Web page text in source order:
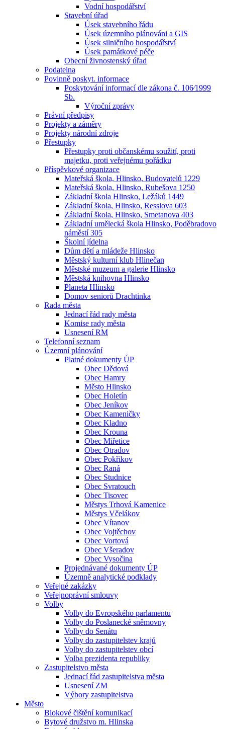
Vodní hospodářství
Stavební úřad
Úsek stavebního řádu
Úsek územního plánováni a GIS
Úsek silničního hospodářství
Úsek památkové péče
Obecní živnostenský úřad
Podatelna
Povinně poskyt. informace
Poskytování informací dle zákona č. 106⁄1999
Sb.
Výroční zprávy
Právní předpisy
Projekty a záměry
Projekty národní zdroje
Přestupky
Přestupky proti občanskému soužití, proti
majetku, proti veřejnému pořádku
Příspěvkové organizace
Mateřská škola, Hlinsko, Budovatelů 1229
Mateřská škola, Hlinsko, Rubešova 1250
Základní škola Hlinsko, Ležáků 1449
Základní škola, Hlinsko, Resslova 603
Základní škola, Hlinsko, Smetanova 403
Základní umělecká škola Hlinsko, Poděbradovo
náměstí 305
Školní jídelna
Dům dětí a mládeže Hlinsko
Městský kulturní klub Hlinečan
Městské muzeum a galerie Hlinsko
Městská knihovna Hlinsko
Planeta Hlinsko
Domov seniorů Drachtinka
Rada města
Jednací řád rady města
Komise rady města
Usnesení RM
Telefonní seznam
Územní plánování
Platné dokumenty ÚP
Obec Dědová
Obec Hamry
Město Hlinsko
Obec Holetín
Obec Jeníkov
Obec Kameničky
Obec Kladno
Obec Krouna
Obec Miřetice
Obec Otradov
Obec Pokřikov
Obec Raná
Obec Studnice
Obec Svratouch
Obec Tisovec
Městys Trhová Kamenice
Městys Včelákov
Obec Vítanov
Obec Vojtěchov
Obec Vortová
Obec Všeradov
Obec Vysočina
Projednávané dokumenty ÚP
Územně analytické podklady
Veřejné zakázky
Veřejnoprávní smlouvy
Volby
Volby do Evropského parlamentu
Volby do Poslanecké sněmovny
Volby do Senátu
Volby do zastupitelstev krajů
Volby do zastupitelstev obcí
Volba prezidenta republiky
Zastupitelstvo města
Jednací řád zastupitelstva města
Usnesení ZM
Výbory zastupitelstva
Město
Blokové čištění komunikací
Bytové družstvo m. Hlinska